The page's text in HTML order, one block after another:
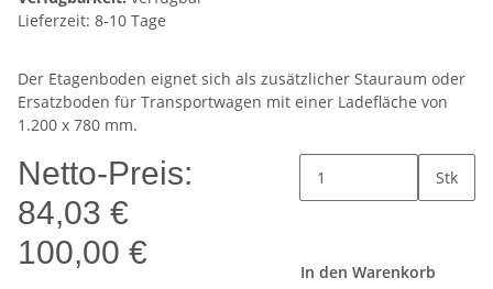
Lieferzeit: 8-10 Tage
Der Etagenboden eignet sich als zusätzlicher Stauraum oder
Ersatzboden für Transportwagen mit einer Ladefläche von
1.200 x 780 mm.
Netto-Preis:
84,03 €
100,00 €
Stk
In den Warenkorb